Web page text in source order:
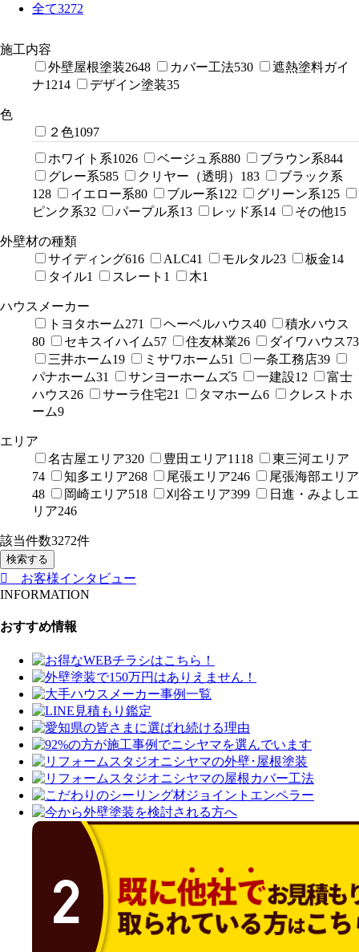
全て3272
施工内容
外壁屋根塗装2648 カバー工法530
遮熱塗料ガイ
ナ1214 デザイン塗装35
色
２色1097
ホワイト系1026 ベージュ系880 ブラウン系844
グレー系585 クリヤー（透明） 183
ブラック系
128
イエロー系80 ブルー系122 グリーン系125
ピンク系32 パープル系13 レッド系14 その他15
外壁材の種類
サイディング616 ALC41 モルタル23 板金14
タイル1 スレート 1 木1
ハウスメーカー
トヨタホーム271 ヘーベルハウス40
積水ハウス
80
セキスイハイム57 住友林業26 ダイワハウス73
三井ホーム19 ミサワホーム51 一条工務店39
パナホーム31 サンヨーホームズ5 一建設12
富士
ハウス26 サーラ住宅21 タマホーム6
クレストホ
ーム9
エリア
名古屋エリア320 豊田エリア1118
東三河エリア
74
知多エリア268 尾張エリア246
尾張海部エリア
48
岡崎エリア518 刈谷エリア399
日進・みよしエ
リア246
該当件数3272件
検索する
お客様インタビュー
INFORMATION
おすすめ情報